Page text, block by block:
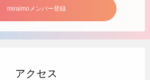
miraimoメンバー登録
アクセス